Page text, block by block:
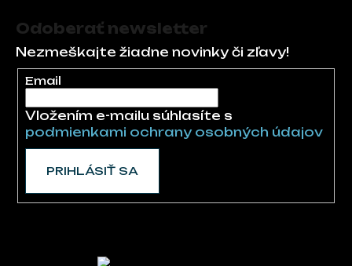
Odoberať newsletter
Nezmeškajte žiadne novinky či zľavy!
Email
Vložením e-mailu súhlasíte s
podmienkami ochrany osobných údajov
PRIHLÁSIŤ SA